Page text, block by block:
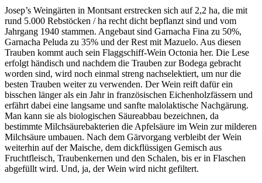
Josep’s Weingärten in Montsant erstrecken sich auf 2,2 ha, die mit
rund 5.000 Rebstöcken / ha recht dicht bepflanzt sind und vom
Jahrgang 1940 stammen. Angebaut sind Garnacha Fina zu 50%,
Garnacha Peluda zu 35% und der Rest mit Mazuelo. Aus diesen
Trauben kommt auch sein Flaggschiff-Wein Octonia her. Die Lese
erfolgt händisch und nachdem die Trauben zur Bodega gebracht
worden sind, wird noch einmal streng nachselektiert, um nur die
besten Trauben weiter zu verwenden. Der Wein reift dafür ein
bisschen länger als ein Jahr in französischen Eichenholzfässern und
erfährt dabei eine langsame und sanfte malolaktische Nachgärung.
Man kann sie als biologischen Säureabbau bezeichnen, da
bestimmte Milchsäurebakterien die Apfelsäure im Wein zur milderen
Milchsäure umbauen. Nach dem Gärvorgang verbleibt der Wein
weiterhin auf der Maische, dem dickflüssigen Gemisch aus
Fruchtfleisch, Traubenkernen und den Schalen, bis er in Flaschen
abgefüllt wird. Und, ja, der Wein wird nicht gefiltert.